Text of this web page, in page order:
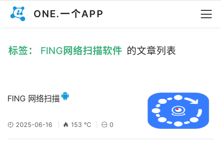
ONE.一个APP
标签： FING网络扫描软件 的文章列表
FING 网络扫描
2025-06-16 153 ℃ 0